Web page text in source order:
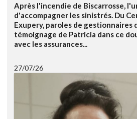
Après l'incendie de Biscarrosse,
d'accompagner les sinistrés. Du
Exupery, paroles de gestionnaires
témoignage de Patricia dans ce
avec les assurances...
27/07/26